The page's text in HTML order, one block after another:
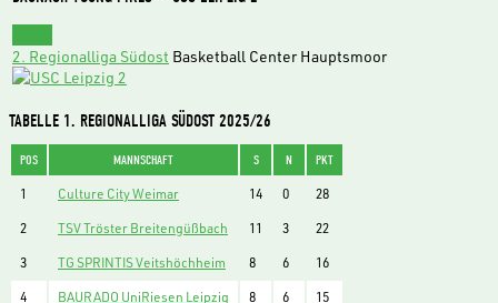
2. Regionalliga Südost Basketball Center Hauptsmoor
TABELLE 1. REGIONALLIGA SÜDOST 2025/26
POS MANNSCHAFT S N PKT
1 Culture City Weimar 14 0
28
2
TSV Tröster Breitengüßbach 11 3
22
3
TG SPRINTIS Veitshöchheim 8 6
16
4
BAURADO UniRiesen Leipzig 8 6
15